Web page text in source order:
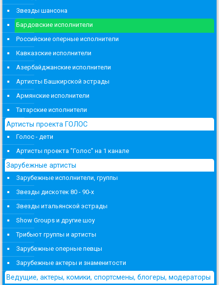
Звезды шансона
Бардовские исполнители
Российские оперные исполнители
Кавказские исполнители
Азербайджанские исполнители
Артисты Башкирской эстрады
Армянские исполнители
Татарские исполнители
Артисты проекта ГОЛОС
Голос - дети
Артисты проекта "Голос" на 1 канале
Зарубежные артисты
Зарубежные исполнители, группы
Звезды дискотек 80 - 90-х
Звезды итальянской эстрады
Show Groups и другие шоу
Трибьют группы и артисты
Зарубежные оперные певцы
Зарубежные актеры и знаменитости
Ведущие, актеры, комики, спортсмены, блогеры, модераторы